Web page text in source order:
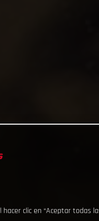
hacer clic en “Aceptar todas